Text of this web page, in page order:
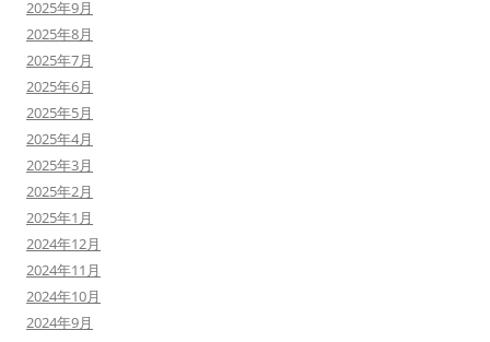
2025年9月
2025年8月
2025年7月
2025年6月
2025年5月
2025年4月
2025年3月
2025年2月
2025年1月
2024年12月
2024年11月
2024年10月
2024年9月